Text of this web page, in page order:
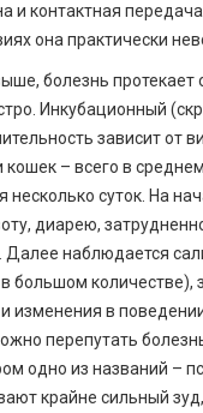
и контактная
она практически
болезнь протекает
Инкубационный
зависит от
кошек – всего в
несколько суток. На
диарею,
Далее наблюдается
большом количестве),
и изменения в
перепутать
одно из названий –
крайне сильный